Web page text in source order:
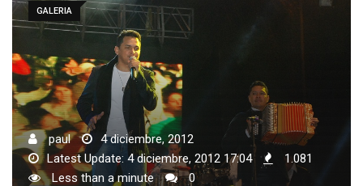
GALERIA
paul
4 diciembre, 2012
Latest Update: 4 diciembre, 2012 17:04
1.081
Less than a minute
0